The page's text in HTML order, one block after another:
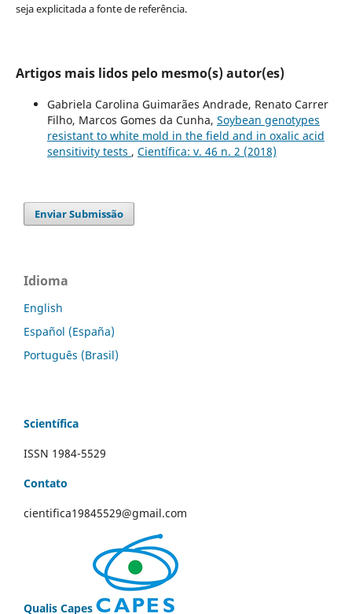
seja explicitada a fonte de referência.
Artigos mais lidos pelo mesmo(s) autor(es)
Gabriela Carolina Guimarães Andrade, Renato Carrer
Filho, Marcos Gomes da Cunha, Soybean genotypes
resistant to white mold in the field and in oxalic acid
sensitivity tests , Científica: v. 46 n. 2 (2018)
Enviar Submissão
Idioma
English
Español (España)
Português (Brasil)
Scientífica
ISSN 1984-5529
Contato
cientifica19845529@gmail.com
Qualis Capes